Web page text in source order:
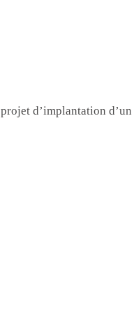
d’implantation